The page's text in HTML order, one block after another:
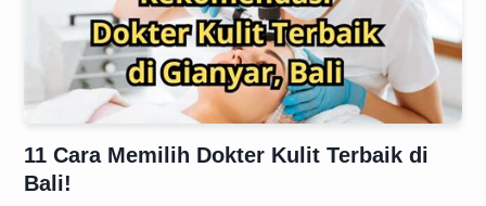
11 Cara Memilih Dokter Kulit Terbaik di
Bali!